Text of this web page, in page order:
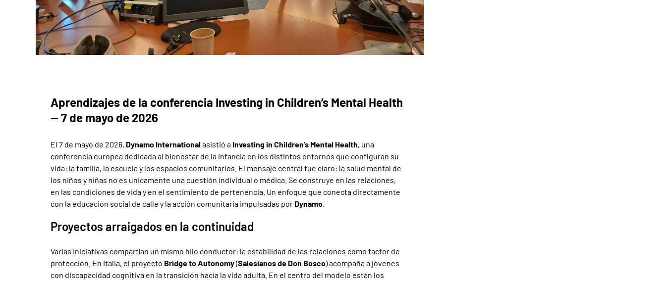
Aprendizajes de la conferencia Investing in Children’s Mental Health
— 7 de mayo de 2026
El 7 de mayo de 2026, Dynamo Internationalasistió a Investing in Children’s Mental Health, una
conferencia europea dedicada al bienestar de la infancia en los distintos entornos que configuran su
vida: la familia, la escuela y los espacios comunitarios. El mensaje central fue claro: la salud mental de
los niños y niñas no es únicamente una cuestión individual o médica. Se construye en las relaciones,
en las condiciones de vida y en el sentimiento de pertenencia. Un enfoque que conecta directamente
con la educación social de calle y la acción comunitaria impulsadas por Dynamo.
Proyectos arraigados en la continuidad
Varias iniciativas compartían un mismo hilo conductor: la estabilidad de las relaciones como factor de
protección. En Italia, el proyecto Bridge to Autonomy(Salesianos de Don Bosco) acompaña a jóvenes
con discapacidad cognitiva en la transición hacia la vida adulta. En el centro del modelo están los